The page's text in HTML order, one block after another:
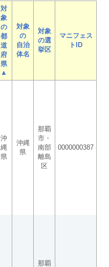
対
象
の
都
道
府
県
▲
対象
の
自治
体名
対象
の選
挙区
マニフェス
トID
沖
縄
県
沖縄
県
那覇
市・
南部
離島
区
0000000387
那覇